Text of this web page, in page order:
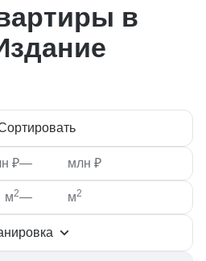
в
₽— млн ₽
м2— м2